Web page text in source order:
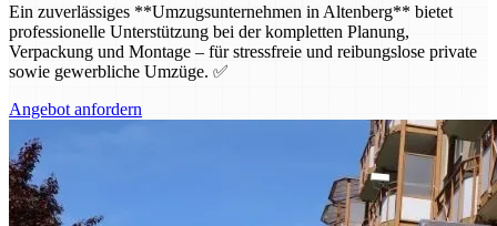
Ein zuverlässiges **Umzugsunternehmen in Altenberg** bietet
professionelle Unterstützung bei der kompletten Planung,
Verpackung und Montage – für stressfreie und reibungslose private
sowie gewerbliche Umzüge. ✅
Angebot anfordern